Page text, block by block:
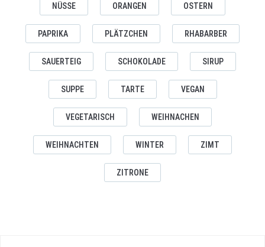
NÜSSE ORANGEN OSTERN
PAPRIKA PLÄTZCHEN RHABARBER
SAUERTEIG SCHOKOLADE SIRUP
SUPPE TARTE VEGAN
VEGETARISCH WEIHNACHEN
WEIHNACHTEN WINTER ZIMT
ZITRONE